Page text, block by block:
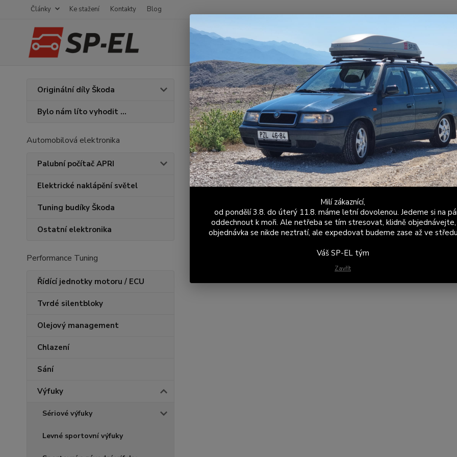
Články Ke stažení Kontakty Blog
Hledat
Po -
Originální díly Škoda
Bylo nám líto vyhodit ...
Automobilová elektronika
Palubní počítač APRI
Elektrické naklápění světel
Tuning budíky Škoda
Ostatní elektronika
Performance Tuning
Řídící jednotky motoru / ECU
Tvrdé silentbloky
Olejový management
Chlazení
Sání
Výfuky
Sériové výfuky
Levné sportovní výfuky
Úvod Výfuky Příslušenství Vlnovce Interlock
Interlock
V této kategorii nebylo nalezeno žádné zboží.
Milí zákaznící,
od pondělí 3.8. do úterý 11.8. máme letní dovolenou. Jedeme si na
oddechnout k moři. Ale netřeba se tím stresovat, klidně objednávejte,
objednávka se nikde neztratí, ale expedovat budeme zase až ve
Váš SP-EL tým
Zavřít